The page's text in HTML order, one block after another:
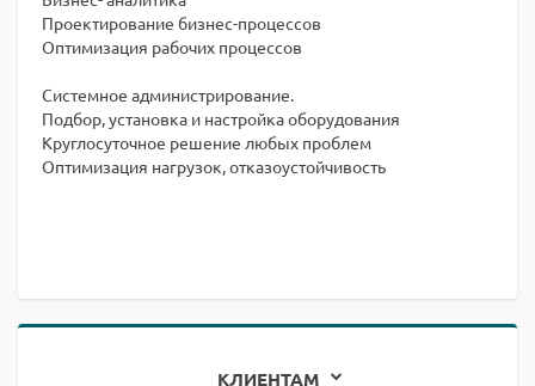
Проектирование бизнес-процессов
Оптимизация рабочих процессов
Системное администрирование.
Подбор, установка и настройка оборудования
Круглосуточное решение любых проблем
Оптимизация нагрузок, отказоустойчивость
КЛИЕНТАМ